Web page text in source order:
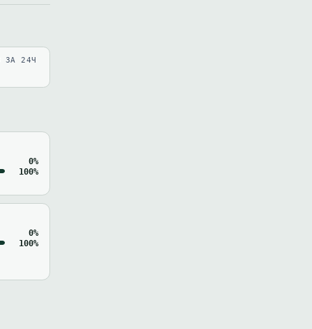
ЗА 24Ч
0%
100%
0%
100%